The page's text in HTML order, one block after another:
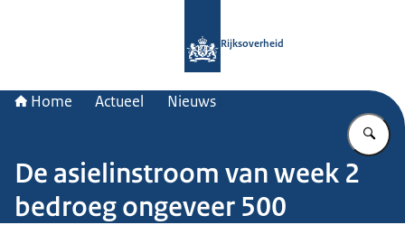
Rijksoverheid
Home Actueel Nieuws
De asielinstroom van week 2
bedroeg ongeveer 500